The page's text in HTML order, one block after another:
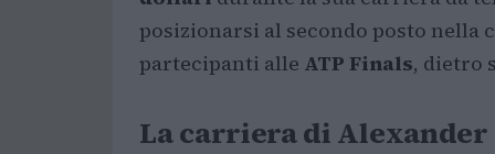
posizionarsi al secondo posto
partecipanti alle ATP Finals, dietro
La carriera di Alexander